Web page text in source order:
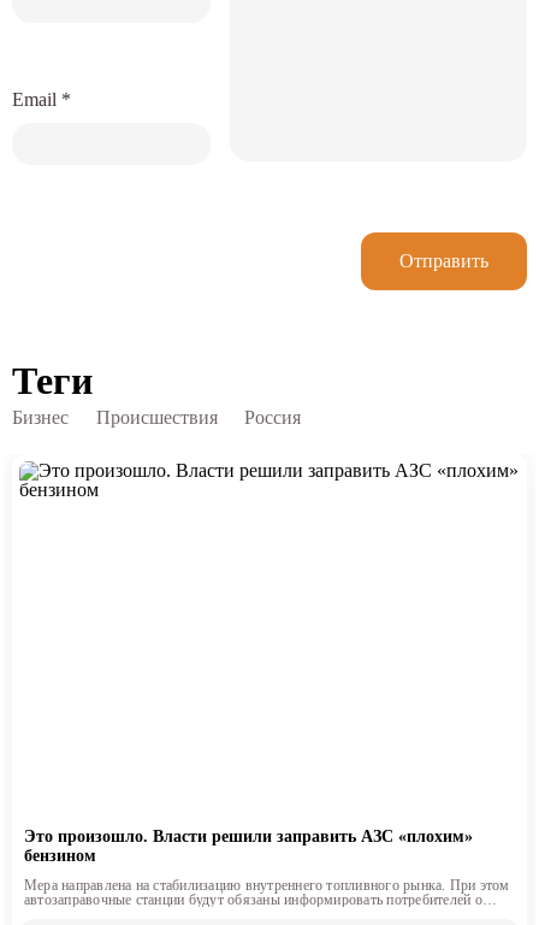
Email *
Отправить
Теги
Бизнес Происшествия Россия
Это произошло. Власти решили заправить АЗС «плохим»
бензином
Мера направлена на стабилизацию внутреннего топливного рынка. При этом
автозаправочные станции будут обязаны информировать потребителей о